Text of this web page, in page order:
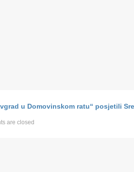
u Domovinskom ratu“ posjetili
are closed